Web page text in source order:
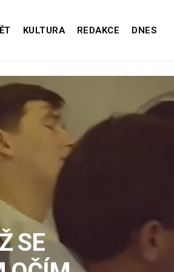
KULTURA REDAKCE DNES
SE